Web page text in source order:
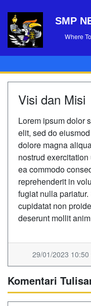
SMP
Where
Visi dan Misi
Lorem ipsum dolor
elit, sed do
dolore magna
nostrud
ea commodo
reprehenderit in
fugiat nulla
cupidatat non
deserunt mollit
29/01/2023
Komentari